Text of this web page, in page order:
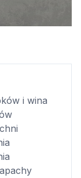
i wina